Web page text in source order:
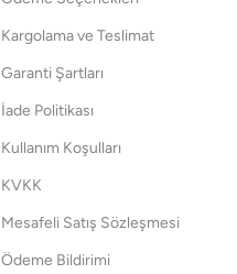
Kargolama ve Teslimat
Garanti Şartları
İade Politikası
Kullanım Koşulları
KVKK
Mesafeli Satış Sözleşmesi
Ödeme Bildirimi